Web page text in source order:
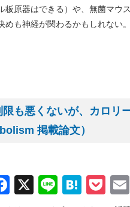
板原器はできる）や、無菌マウ
めも神経が関わるかもしれない
も悪くないが、カロリ
掲載論文）
Facebook
X Line